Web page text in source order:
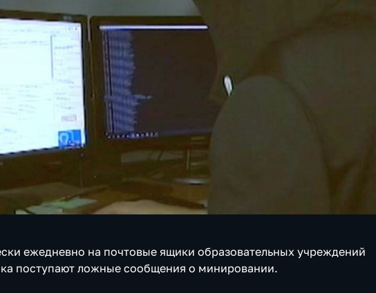
ежедневно на почтовые ящики образовательных учреждений
поступают ложные сообщения о минировании.